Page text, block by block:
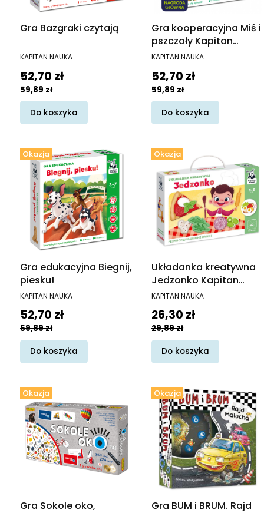
Gra Bazgraki czytają
PRODUCENT
KAPITAN NAUKA
Cena promocyjna
52,70 zł
59,89 zł
Do koszyka
Gra kooperacyjna Miś i
pszczoły Kapitan
Nauka
PRODUCENT
KAPITAN NAUKA
Cena promocyjna
52,70 zł
59,89 zł
Do koszyka
Okazja
Gra edukacyjna Biegnij,
piesku!
PRODUCENT
KAPITAN NAUKA
Cena promocyjna
52,70 zł
59,89 zł
Do koszyka
Okazja
Układanka kreatywna
Jedzonko Kapitan
Nauka
PRODUCENT
KAPITAN NAUKA
Cena promocyjna
26,30 zł
29,89 zł
Do koszyka
Okazja
Gra Sokole oko,
Okazja
Gra BUM i BRUM. Rajd